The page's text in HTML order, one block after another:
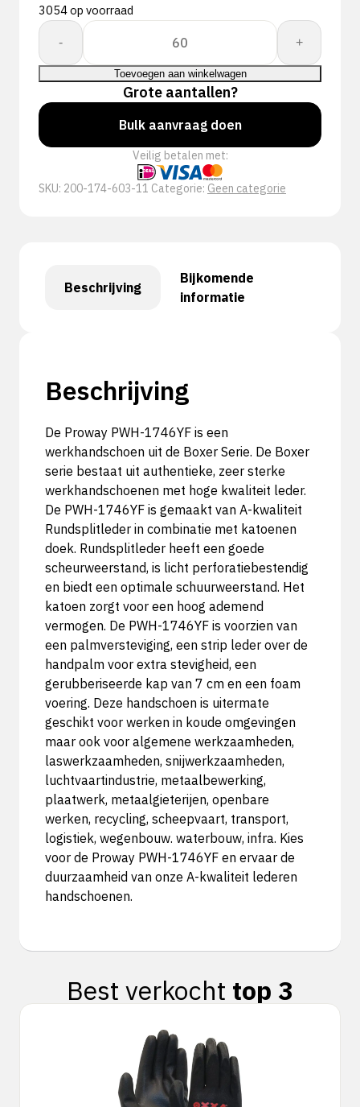
3054 op voorraad
-
Proway:
Boxer
PWH-
1746YF
aantal
+
Toevoegen aan winkelwagen
Grote aantallen?
Bulk aanvraag doen
Veilig betalen met:
SKU: 200-174-603-11 Categorie: Geen categorie
Beschrijving
Bijkomende
informatie
Beschrijving
De Proway PWH-1746YF is een
werkhandschoen uit de Boxer Serie. De Boxer
serie bestaat uit authentieke, zeer sterke
werkhandschoenen met hoge kwaliteit leder.
De PWH-1746YF is gemaakt van A-kwaliteit
Rundsplitleder in combinatie met katoenen
doek. Rundsplitleder heeft een goede
scheurweerstand, is licht perforatiebestendig
en biedt een optimale schuurweerstand. Het
katoen zorgt voor een hoog ademend
vermogen. De PWH-1746YF is voorzien van
een palmversteviging, een strip leder over de
handpalm voor extra stevigheid, een
gerubberiseerde kap van 7 cm en een foam
voering. Deze handschoen is uitermate
geschikt voor werken in koude omgevingen
maar ook voor algemene werkzaamheden,
laswerkzaamheden, snijwerkzaamheden,
luchtvaartindustrie, metaalbewerking,
plaatwerk, metaalgieterijen, openbare
werken, recycling, scheepvaart, transport,
logistiek, wegenbouw. waterbouw, infra. Kies
voor de Proway PWH-1746YF en ervaar de
duurzaamheid van onze A-kwaliteit lederen
handschoenen.
Best verkocht top 3